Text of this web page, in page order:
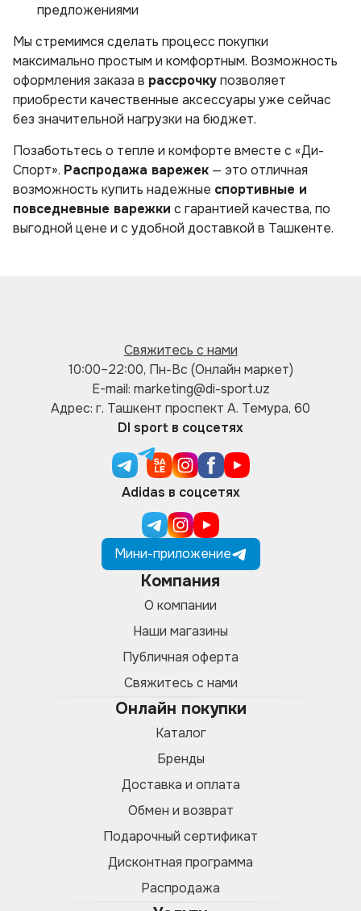
предложениями
Мы стремимся сделать процесс покупки
максимально простым и комфортным. Возможность
оформления заказа в рассрочкупозволяет
приобрести качественные аксессуары уже сейчас
без значительной нагрузки на бюджет.
Позаботьтесь о тепле и комфорте вместе с «Ди-
Спорт». Распродажа варежек — это отличная
возможность купить надежные спортивные и
повседневные варежки с гарантией качества, по
выгодной цене и с удобной доставкой в Ташкенте.
Свяжитесь с нами
10:00–22:00, Пн-Вс (Онлайн маркет)
E-mail: marketing@di-sport.uz
Адрес: г. Ташкент проспект А. Темура, 60
DI sport в соцсетях
Adidas в соцсетях
Мини-приложение
Компания
О компании
Наши магазины
Публичная оферта
Свяжитесь с нами
Онлайн покупки
Каталог
Бренды
Доставка и оплата
Обмен и возврат
Подарочный сертификат
Дисконтная программа
Распродажа